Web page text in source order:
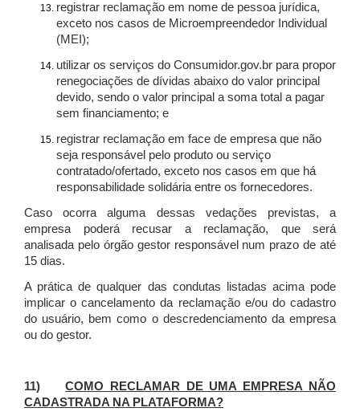
registrar reclamação em nome de pessoa jurídica,
exceto nos casos de Microempreendedor Individual
(MEI);
utilizar os serviços do Consumidor.gov.br para propor
renegociações de dívidas abaixo do valor principal
devido, sendo o valor principal a soma total a pagar
sem financiamento; e
registrar reclamação em face de empresa que não
seja responsável pelo produto ou serviço
contratado/ofertado, exceto nos casos em que há
responsabilidade solidária entre os fornecedores.
Caso ocorra alguma dessas vedações previstas, a
empresa poderá recusar a reclamação, que será
analisada pelo órgão gestor responsável num prazo de até
15 dias.
A prática de qualquer das condutas listadas acima pode
implicar o cancelamento da reclamação e/ou do cadastro
do usuário, bem como o descredenciamento da empresa
ou do gestor.
11)COMO RECLAMAR DE UMA EMPRESA NÃO
CADASTRADA NA PLATAFORMA?